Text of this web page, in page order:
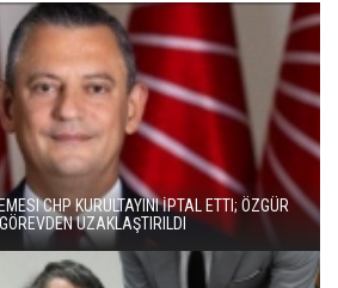
CHP KURULTAYINI İPTAL ETTI; ÖZGÜR
UZAKLAŞTIRILDI